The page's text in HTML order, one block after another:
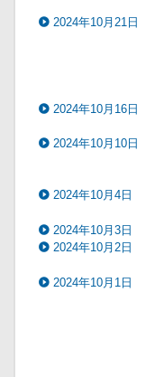
2024年10月21日
2024年10月16日
2024年10月10日
2024年10月4日
2024年10月3日
2024年10月2日
2024年10月1日